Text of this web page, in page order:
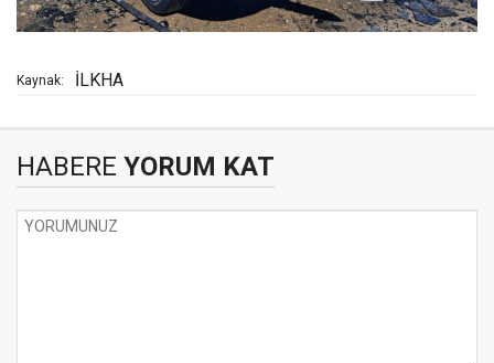
Kaynak: İLKHA
HABERE YORUM KAT